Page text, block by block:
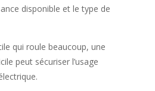
disponible et le type de
qui roule beaucoup, une
peut sécuriser l’usage